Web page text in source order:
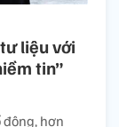
liệu với
tin”
hơn